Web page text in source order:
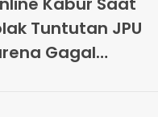
Tuntutan JPU
Gagal